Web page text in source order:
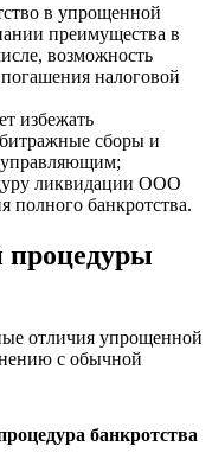
в упрощенной
преимущества в
возможность
налоговой
избежать
сборы и
управляющим;
ликвидации ООО
полного банкротства.
процедуры
отличия упрощенной
с обычной
банкротства